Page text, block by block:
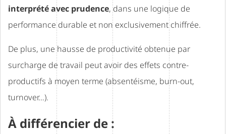
interprété avec prudence, dans une logique de
performance durable et non exclusivement chiffrée.
De plus, une hausse de productivité obtenue par
surcharge de travail peut avoir des effets contre-
productifs à moyen terme (absentéisme, burn-out,
turnover…).
À différencier de :